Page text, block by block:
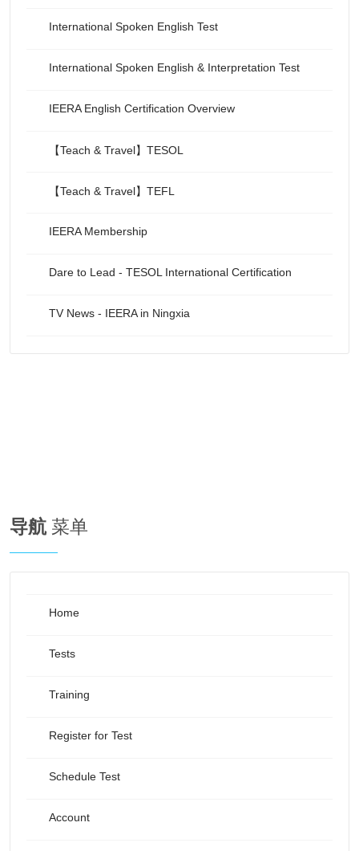
International Spoken English Test
International Spoken English & Interpretation Test
IEERA English Certification Overview
【Teach & Travel】TESOL
【Teach & Travel】TEFL
IEERA Membership
Dare to Lead - TESOL International Certification
TV News - IEERA in Ningxia
导航 菜单
Home
Tests
Training
Register for Test
Schedule Test
Account